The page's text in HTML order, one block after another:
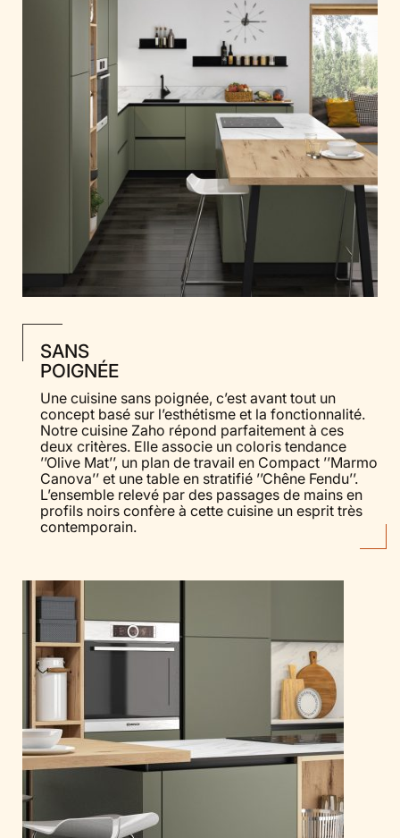
SANS
POIGNÉE
Une cuisine sans poignée, c’est avant tout un
concept basé sur l’esthétisme et la fonctionnalité.
Notre cuisine Zaho répond parfaitement à ces
deux critères. Elle associe un coloris tendance
’’Olive Mat’’, un plan de travail en Compact ’’Marmo
Canova’’ et une table en stratifié ’’Chêne Fendu’’.
L’ensemble relevé par des passages de mains en
profils noirs confère à cette cuisine un esprit très
contemporain.